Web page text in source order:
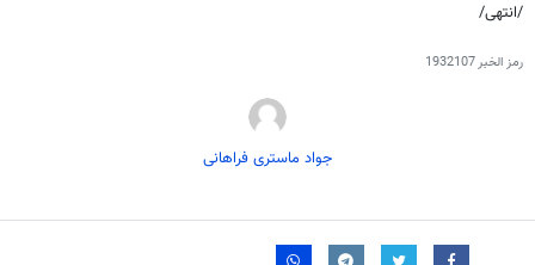
/انتهى/
رمز الخبر1932107
جواد ماستری فراهانی